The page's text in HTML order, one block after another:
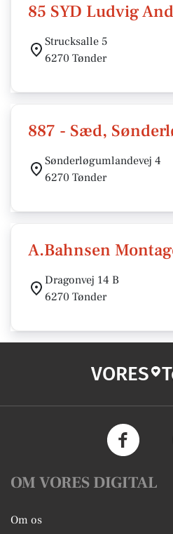
85 SYD Ludvig
Strucksalle 5
6270 Tønder
887 - Sæd,
Sønderløgumlandevej 4
6270 Tønder
A.Bahnsen
Dragonvej 14 B
6270 Tønder
VORES
OM VORES DIGITAL
Om os